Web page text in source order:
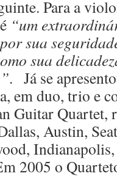
Para a
“um
sua
sua
. Já se
em duo, trio e
Guitar Quartet,
Austin,
2005 o